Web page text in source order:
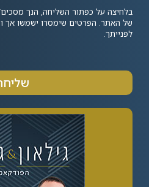
בלחיצה על כפתור השליחה, הנך
של האתר. הפרטים שימסרו ישמשו אך
לפנייתך.